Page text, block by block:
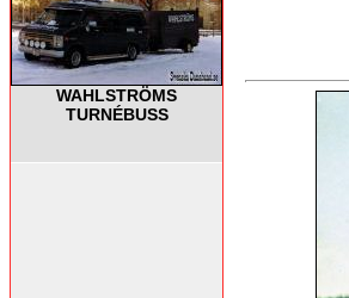
WAHLSTRÖMS
TURNÉBUSS